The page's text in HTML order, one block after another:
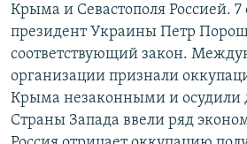
Крыма и Севастополя Россией. 7
президент Украины Петр
соответствующий закон.
организации признали
Крыма незаконными и осудили
Страны Запада ввели ряд